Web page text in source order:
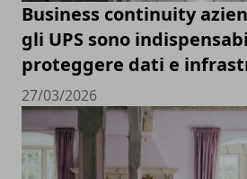
Business continuity
gli UPS sono
proteggere dati e
27/03/2026